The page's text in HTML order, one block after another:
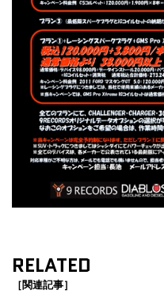
RELATED
［関連記事］